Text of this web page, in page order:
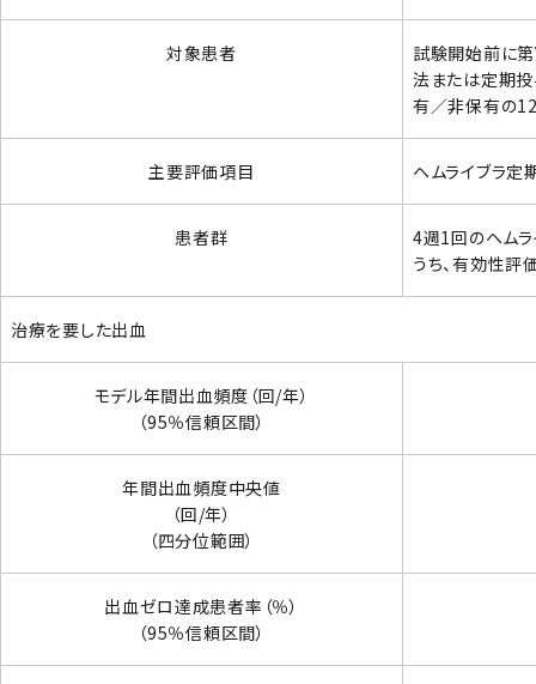
対象患者
試験開始前に
法または定期
有／非保有の
主要評価項目 ヘムライブラ
患者群
4週1回のヘムラ
うち、有効性評
治療を要した出血
モデル年間出血頻度（回/年）
（95％信頼区間）
年間出血頻度中央値
（回/年）
（四分位範囲）
出血ゼロ達成患者率（％）
（95％信頼区間）